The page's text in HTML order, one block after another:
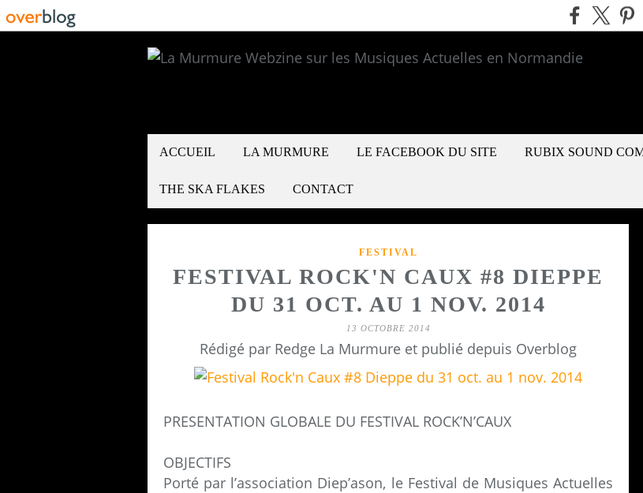
ACCUEIL LA MURMURE LE FACEBOOK DU SITE RUBIX SOUND
THE SKA FLAKES CONTACT
FESTIVAL
FESTIVAL ROCK'N CAUX #8 DIEPPE
DU 31 OCT. AU 1 NOV. 2014
13 OCTOBRE 2014
Rédigé par Redge La Murmure et publié depuis Overblog
PRESENTATION GLOBALE DU FESTIVAL ROCK’N’CAUX
OBJECTIFS
Porté par l’association Diep’ason, le Festival de Musiques Actuelles